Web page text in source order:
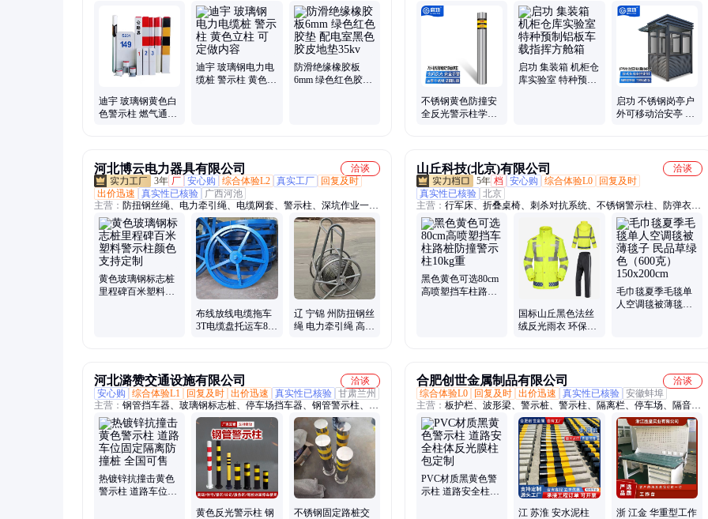
垫、绝缘胶板、绝缘橡胶板、橡胶地垫、氟橡胶板、EPDM三元乙丙
橡胶、安全标志桩、水泥标志桩、水泥标志牌、安全标志牌、玻璃钢
警示桩、地埋警示桩、10kv绝缘胶垫、玻璃钢绝缘梯、25kv绝缘胶
垫、高压接地棒、绝缘梯、出口绝缘胶垫、5mm绝缘胶垫、环保绝缘
胶垫、可伸缩鱼竿梯、耐酸碱橡胶板
迪宇 玻璃钢黄色白
色警示柱 燃气通信
迪宇 玻璃钢电力电
缆桩 警示柱 黄色立
防滑绝缘橡胶板
6mm 绿色红色胶垫
智慧景区票务系统、智慧园区管理系统、智慧营区管理系统、车牌识
别道闸、电动悬浮门、电动段滑门、电动伸缩门、人脸识别通道闸、
雷达测速仪、路障机、自助缴费机、岗亭
不锈钢黄色防撞安
全反光警示柱学校
启功 集装箱 机柜仓
库实验室 特种预制
启功 不锈钢岗亭户
外可移动治安亭 吸
河北博云电力器具有限公司
洽谈
3年 厂 安心购 综合体验L2 真实工厂
回复及时
出价迅速
真实性已核验
广西河池
主营： 防扭钢丝绳、电力牵引绳、电缆网套、警示柱、深坑作业一体
机、电缆输送机、电缆放线架、电缆放线盘、导线压接机、紧线器螺
旋地桩、电缆输送拖车
黄色玻璃钢标志桩
里程碑百米塑料警
布线放线电缆拖车
3T电缆盘托运车8T
辽 宁锦 州防扭钢丝
绳 电力牵引绳 高压
山丘科技(北京)有限公司
洽谈
5年 档 安心购 综合体验L0
回复及时
真实性已核验 北京
主营： 行军床、折叠桌椅、刺杀对抗系统、不锈钢警示柱、防弹衣、
防弹头盔、反光背心、防刺服、防暴头盔、给养单元、排爆服、防爆
桶、防爆毯
黑色黄色可选80cm
高喷塑挡车柱路桩
国标山丘黑色法丝
绒反光雨衣 环保PU
毛巾毯夏季毛毯单
人空调毯被薄毯子
河北潞赞交通设施有限公司
洽谈
安心购
综合体验L1 回复及时 出价迅速 真实性已核验 甘肃兰州
主营： 钢管挡车器、玻璃钢标志桩、停车场挡车器、钢管警示柱、不
锈钢警示柱、水泥标志桩、PVC标志桩、市政护栏、京式护栏、波形
护栏
热镀锌抗撞击黄色
警示柱 道路车位固
黄色反光警示柱 钢 不锈钢固定路桩交
合肥创世金属制品有限公司
洽谈
综合体验L0
回复及时 出价迅速 真实性已核验 安徽蚌埠
主营： 板护栏、波形梁、警示桩、警示柱、隔离栏、停车场、隔音
屏、挡车器、声屏障、护栏网、钢结构、挡车杆、隔音墙、减震带、
隔声屏、防护栏、减速带、存包柜、防护网、钢护栏、pvc护栏、爬
架网、金属梁、垃圾桶、pvc围挡
PVC材质黑黄色警
示柱 道路安全柱体
江 苏淮 安水泥柱
浙 江金 华重型工作